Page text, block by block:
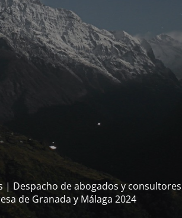
| Despacho de abogados y consultores
de Granada y Málaga 2024